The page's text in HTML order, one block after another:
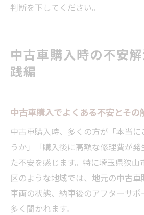
判断を下してください。
中古車購入時の不安
践編
中古車購入でよくある不安とその
中古車購入時、多くの方が「本当に
うか」「購入後に高額な修理費が
た不安を感じます。特に埼玉県狭
区のような地域では、地元の中古車
車両の状態、納車後のアフターサ
多く聞かれます。